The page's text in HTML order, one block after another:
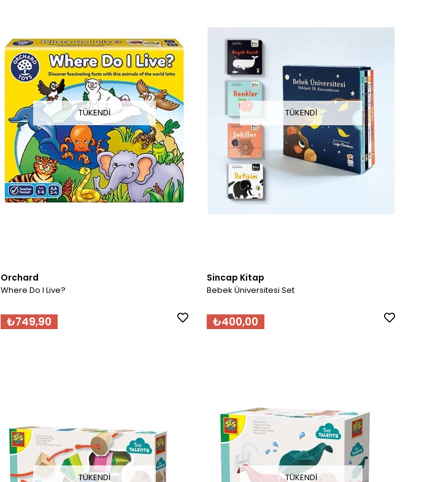
TÜKENDI
Orchard
Where Do I Live?
₺749,90
TÜKENDI
Sincap Kitap
Bebek Üniversitesi Set
₺400,00
TÜKENDI TÜKENDI